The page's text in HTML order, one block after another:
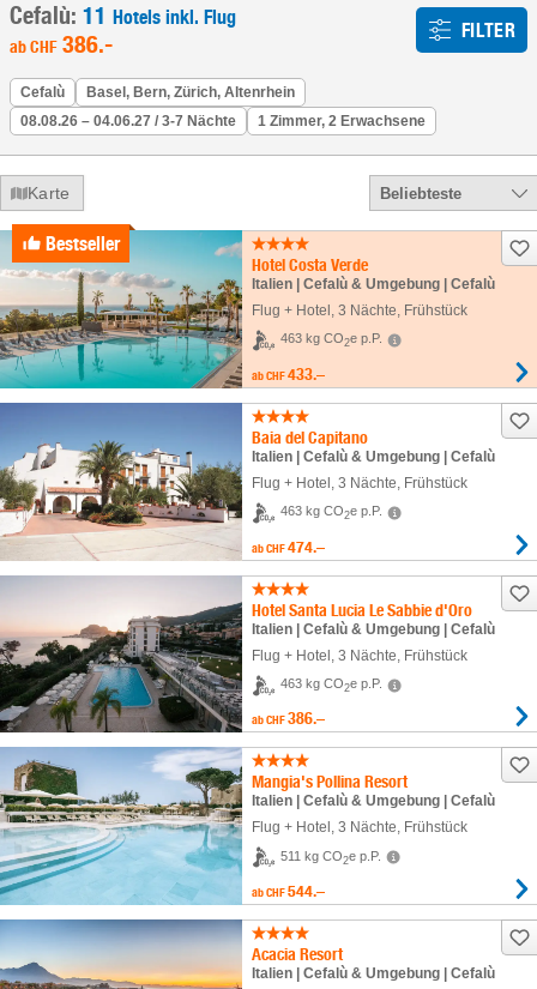
Cefalù: 11 Hotels inkl. Flug
abCHF 386.- FILTER
Cefalù
Basel, Bern, Zürich, Altenrhein
08.08.26 – 04.06.27 / 3-7 Nächte
1 Zimmer, 2 Erwachsene
Karte Beliebteste
Bestseller
Hotel Costa Verde
Italien | Cefalù & Umgebung | Cefalù
Flug + Hotel , 3 Nächte, Frühstück
463 kg CO2e p.P.
ab CHF 433.–
Baia del Capitano
Italien | Cefalù & Umgebung | Cefalù
Flug + Hotel 3 Nächte , Frühstück
463 kg CO2e p.P.
ab CHF 474.–
Hotel Santa Lucia Le Sabbie d'Oro
Italien | Cefalù & Umgebung | Cefalù
Flug + Hotel 3 Nächte , Frühstück
463 kg CO2e p.P.
ab CHF 386.–
Mangia's Pollina Resort
Italien | Cefalù & Umgebung | Cefalù
Flug + Hotel , 3 Nächte, Frühstück
511 kg CO2e p.P.
ab CHF 544.–
Acacia Resort
Italien | Cefalù & Umgebung | Cefalù